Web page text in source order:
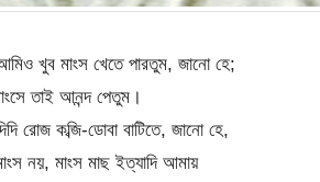
খুব মাংস খেতে পারতুম, জানো হে;
তাই আনন্দ পেতুম।
রোজ কব্জি-ডোবা বাটিতে, জানো হে,
নয়, মাংস মাছ ইত্যাদি আমায়